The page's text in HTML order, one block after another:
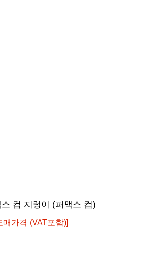
메리칸 50mm(중국산)
매가격 (VAT포함)]
스 컴 지렁이 (퍼맥스 컴)
매가격 (VAT포함)]